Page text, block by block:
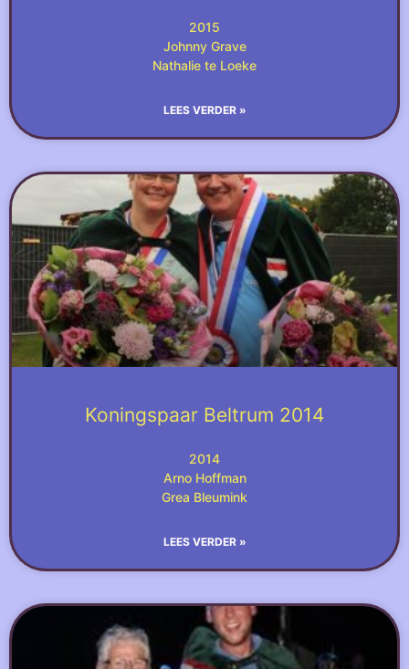
2015
Johnny Grave
Nathalie te Loeke
LEES VERDER »
Koningspaar Beltrum 2014
2014
Arno Hoffman
Grea Bleumink
LEES VERDER »